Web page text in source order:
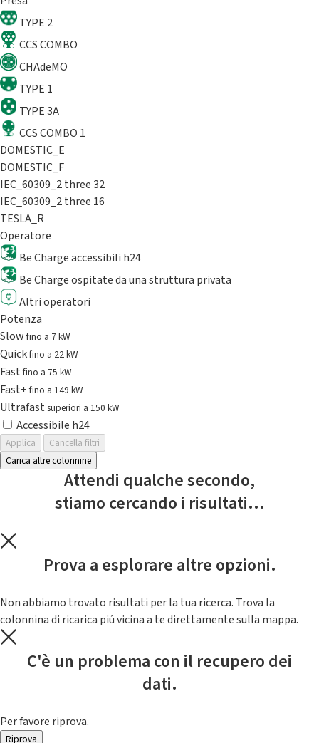
TYPE 2
CCS COMBO
CHAdeMO
TYPE 1
TYPE 3A
CCS COMBO 1
DOMESTIC_E
DOMESTIC_F
IEC_60309_2 three 32
IEC_60309_2 three 16
TESLA_R
Operatore
Be Charge accessibili h24
Be Charge ospitate da una struttura privata
Altri operatori
Potenza
Slowfino a 7 kW
Quickfino a 22 kW
Fastfino a 75 kW
Fast+fino a 149 kW
Ultrafast superiori a 150 kW
Accessibile h24
Applica
Cancella filtri
Carica altre colonnine
Attendi qualche secondo,
stiamo cercando i risultati...
Prova a esplorare altre opzioni.
Non abbiamo trovato risultati per la tua ricerca. Trova la
colonnina di ricarica piú vicina a te direttamente sulla mappa.
C'è un problema con il recupero dei
dati.
Per favore riprova.
Riprova